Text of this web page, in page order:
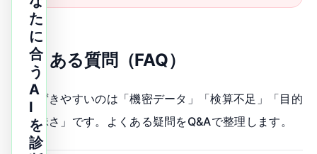
よくある質問（FAQ）
つまずきやすいのは「機密データ」「検算不足」「目的
の曖昧さ」です。よくある疑問をQ&Aで整理します。
た
に
合
う
A
I
を
診